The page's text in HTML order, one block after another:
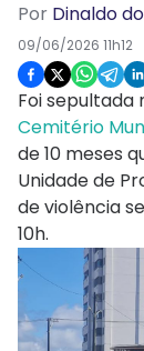
Por Dinaldo
09/06/2026 11h12
Foi
Cemitério
de 10 meses
Unidade de
de violência
10h.